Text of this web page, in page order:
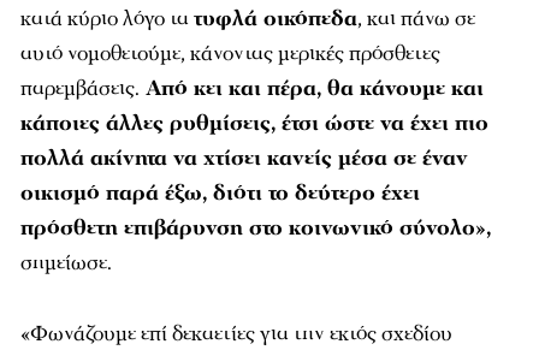
κατά κύριο λόγο τατυφλά οικόπεδα, και πάνω σε
αυτό νομοθετούμε, κάνοντας μερικές πρόσθετες
παρεμβάσεις. Από κει και πέρα, θα κάνουμε και
κάποιες άλλες ρυθμίσεις, έτσι ώστε να έχει πιο
πολλά ακίνητα να χτίσει κανείς μέσα σε έναν
οικισμό παρά έξω, διότι το δεύτερο έχει
πρόσθετη επιβάρυνση στο κοινωνικό σύνολο»,
σημείωσε.
«Φωνάζουμε επί δεκαετίες για την εκτός σχεδίου